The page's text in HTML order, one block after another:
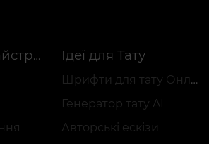
Майбутнім Майстрам
Ідеї для Тату
Шрифти для тату Онлайн
Генератор тату AI
Авторські ескізи